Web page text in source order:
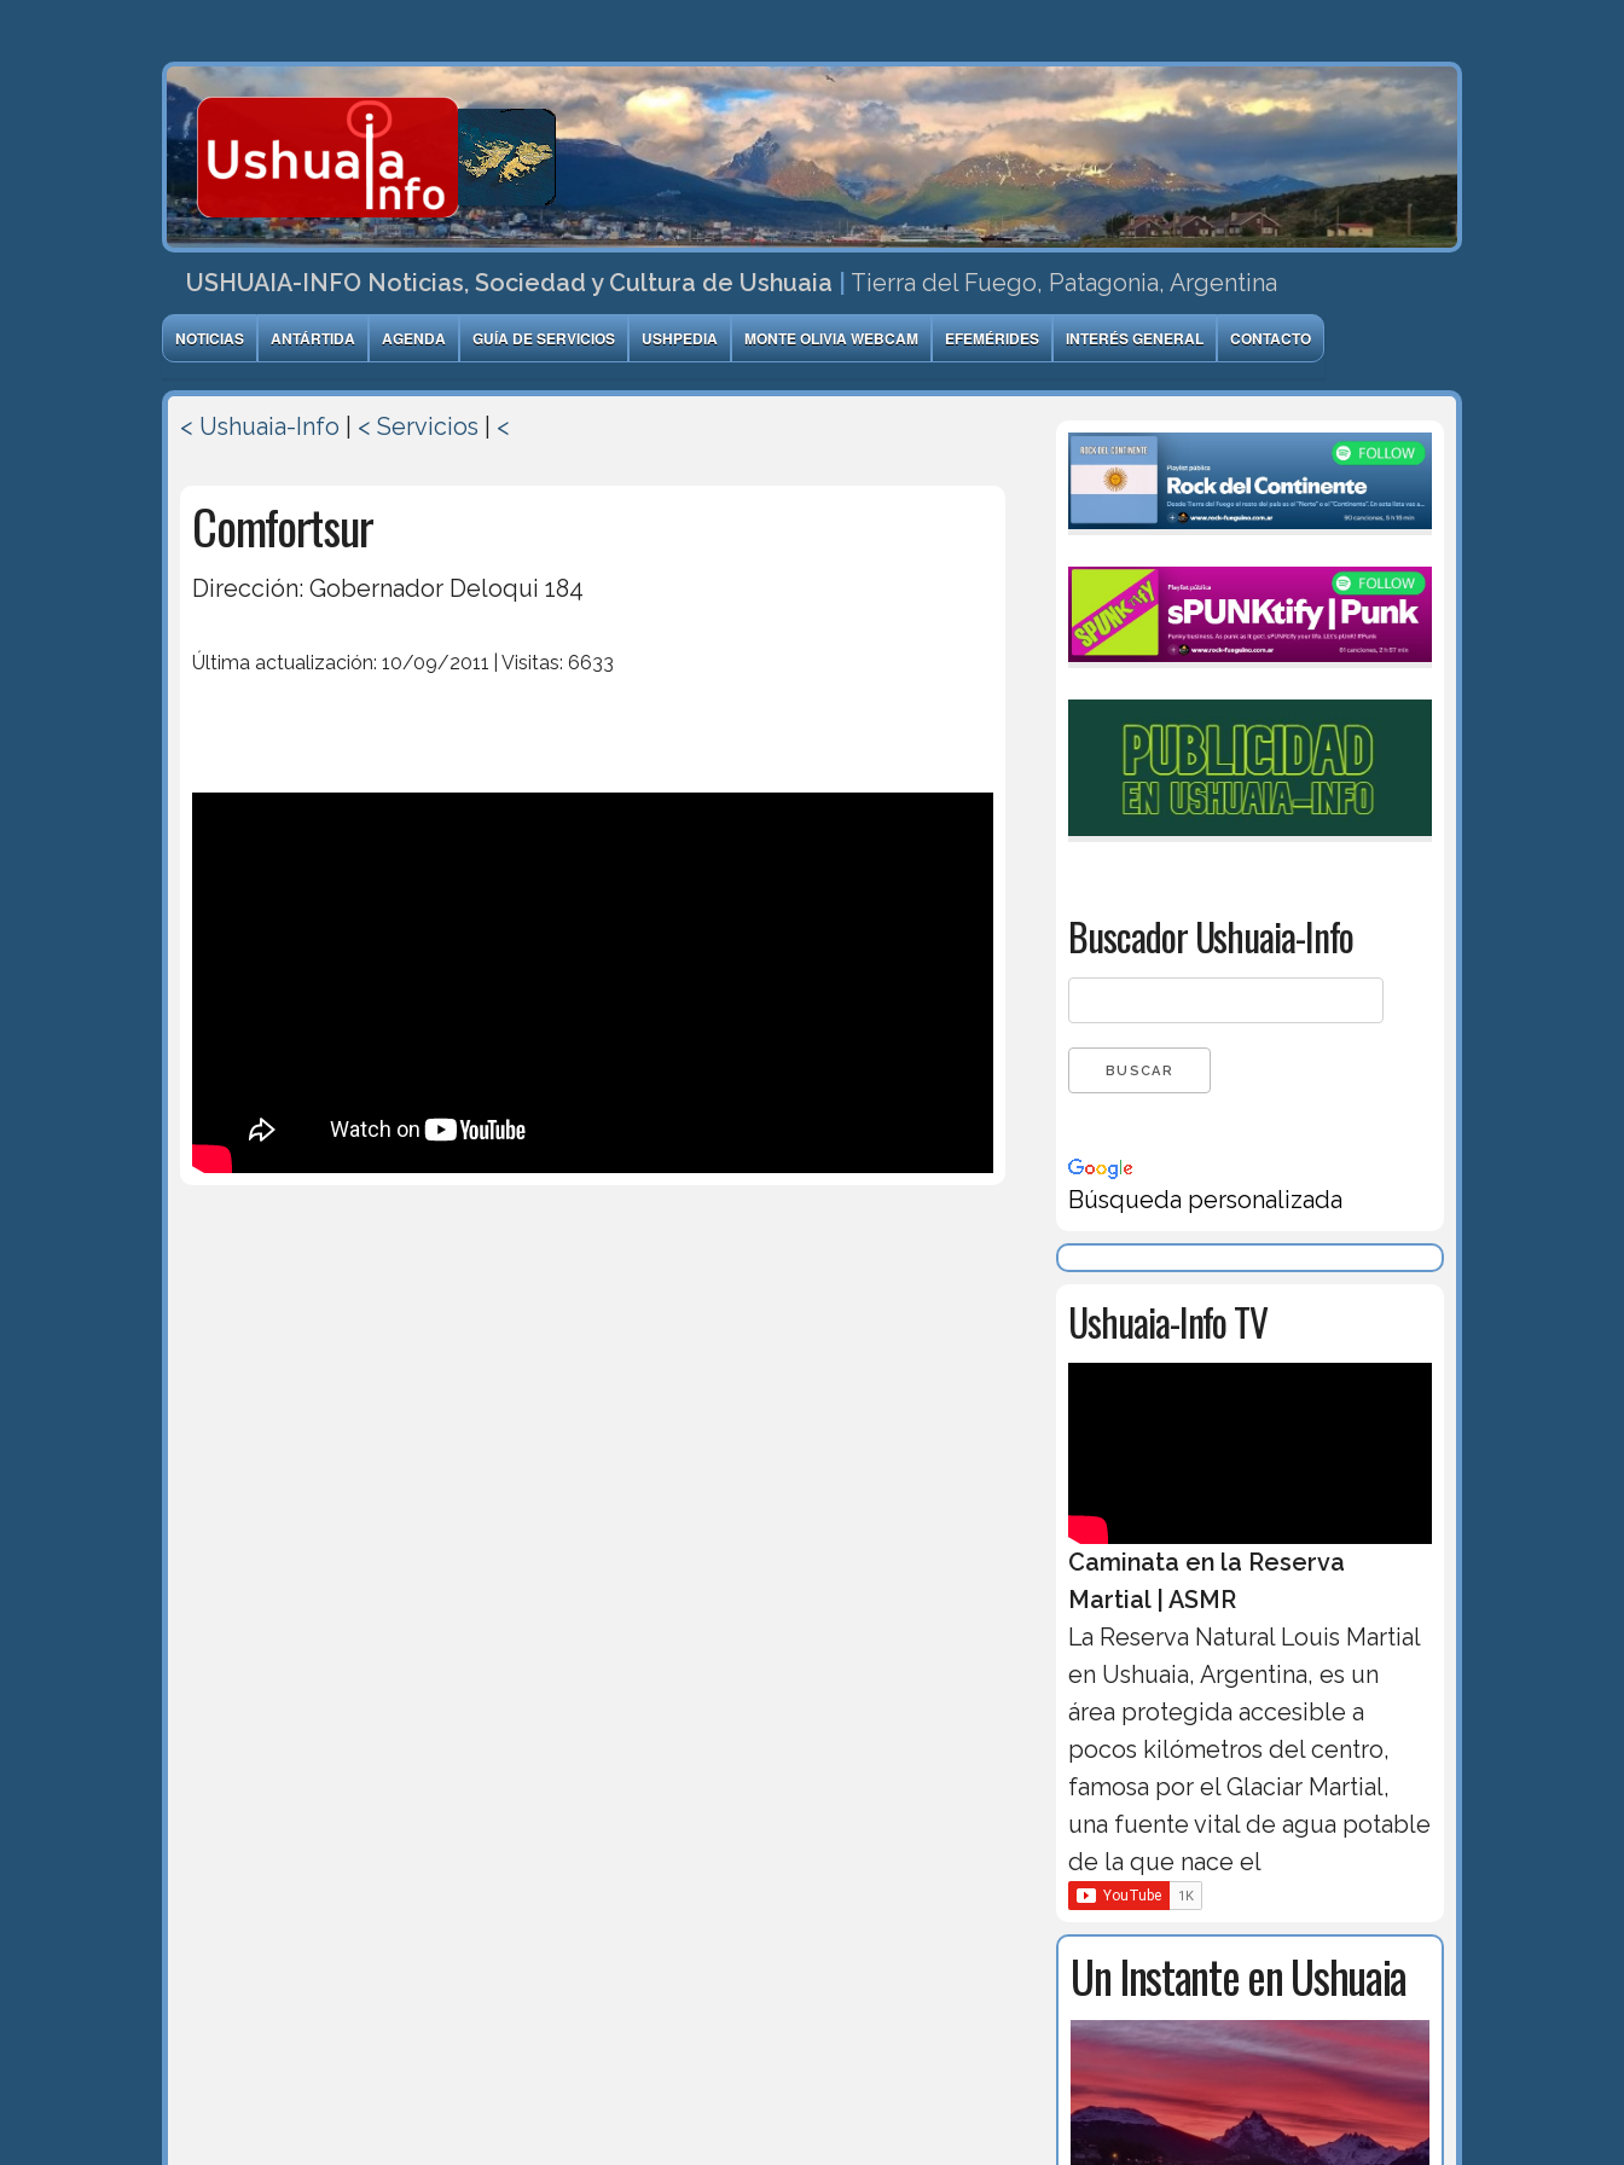
USHUAIA-INFO Noticias, Sociedad y Cultura de Ushuaia Tierra del Fuego, Patagonia, Argentina
NOTICIAS ANTÁRTIDA AGENDA GUÍA DE SERVICIOS USHPEDIA MONTE OLIVIA WEBCAM EFEMÉRIDES INTERÉS GENERAL CONTACTO
< Ushuaia-Info < Servicios <
Comfortsur
Dirección: Gobernador Deloqui 184
Última actualización: 10/09/2011 | Visitas: 6633
Buscador Ushuaia-Info
Búsqueda personalizada
Ushuaia-Info TV
Caminata en la Reserva
Martial | ASMR
La Reserva Natural Louis Martial
en Ushuaia, Argentina, es un
área protegida accesible a
pocos kilómetros del centro,
famosa por el Glaciar Martial,
una fuente vital de agua potable
de la que nace el
Un Instante en Ushuaia